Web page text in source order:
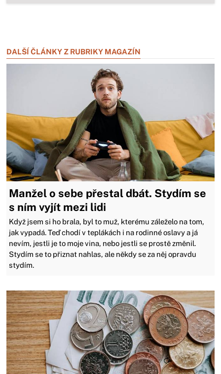
DALŠÍ ČLÁNKY Z RUBRIKY MAGAZÍN
Manžel o sebe přestal dbát. Stydím se
s ním vyjít mezi lidi
Když jsem si ho brala, byl to muž, kterému záleželo na tom,
jak vypadá. Teď chodí v teplákách i na rodinné oslavy a já
nevím, jestli je to moje vina, nebo jestli se prostě změnil.
Stydím se to přiznat nahlas, ale někdy se za něj opravdu
stydím.